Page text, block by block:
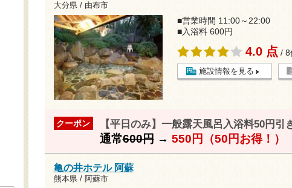
大分県 / 由布市
■営業時間 11:00～22:00
■入浴料 600円
4.0 点 / 8
施設情報を見る
クーポン 【平日のみ】一般露天風呂入浴料50円引
通常600円→ 550円（50円お得！）
亀の井ホテル 阿蘇
熊本県 / 阿蘇市